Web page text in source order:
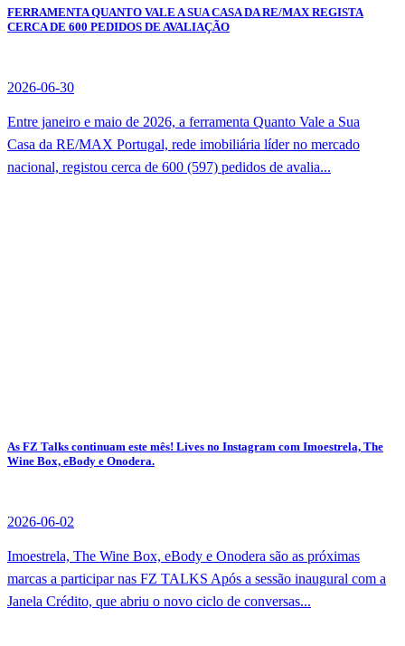
FERRAMENTA QUANTO VALE A SUA CASA DA RE/MAX REGISTA
CERCA DE 600 PEDIDOS DE AVALIAÇÃO
2026-06-30
Entre janeiro e maio de 2026, a ferramenta Quanto Vale a Sua
Casa da RE/MAX Portugal, rede imobiliária líder no mercado
nacional, registou cerca de 600 (597) pedidos de avalia...
As FZ Talks continuam este mês! Lives no Instagram com Imoestrela, The
Wine Box, eBody e Onodera.
2026-06-02
Imoestrela, The Wine Box, eBody e Onodera são as próximas
marcas a participar nas FZ TALKS Após a sessão inaugural com a
Janela Crédito, que abriu o novo ciclo de conversas...